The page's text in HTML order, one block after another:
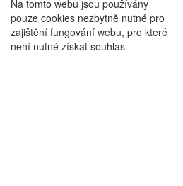
Na tomto webu jsou používány
pouze cookies nezbytně nutné pro
zajištění fungování webu, pro které
není nutné získat souhlas.